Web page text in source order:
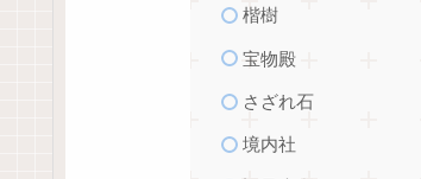
楷樹
宝物殿
さざれ石
境内社